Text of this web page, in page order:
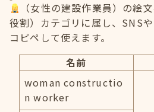
（女性の建設作業員）の絵
役割）カテゴリに属し、SNS
コピペして使えます。
名前
woman constructio
n worker